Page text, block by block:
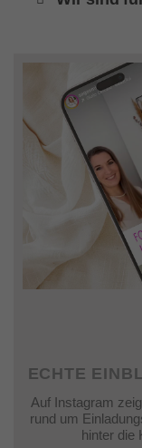
ECHTE
Auf Instagram
rund um
hinter die